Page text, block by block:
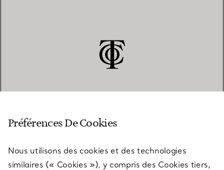
SERVICES
Préférences De Cookies
Nous utilisons des cookies et des technologies
similaires (« Cookies »), y compris des Cookies tiers,